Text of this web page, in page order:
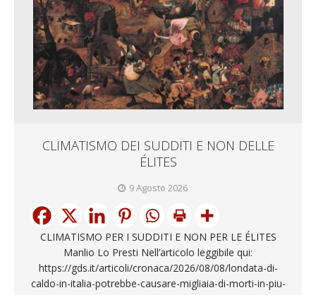
CLIMATISMO DEI SUDDITI E NON DELLE
ÉLITES
9 Agosto 2026
CLIMATISMO PER I SUDDITI E NON PER LE ÉLITES
Manlio Lo Presti Nell’articolo leggibile qui:
https://gds.it/articoli/cronaca/2026/08/08/londata-di-
caldo-in-italia-potrebbe-causare-migliaia-di-morti-in-piu-